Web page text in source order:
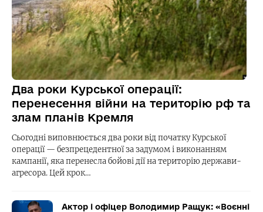
Два роки Курської операції:
перенесення війни на територію рф та
злам планів Кремля
Сьогодні виповнюється два роки від початку Курської
операції — безпрецедентної за задумом і виконанням
кампанії, яка перенесла бойові дії на територію держави-
агресора. Цей крок…
Актор і офіцер Володимир Ращук: «Воєнні